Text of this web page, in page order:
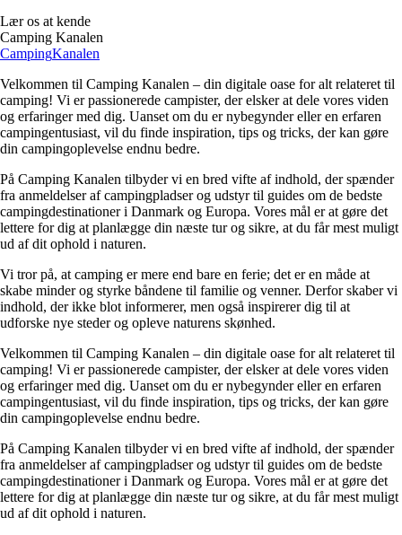
Lær os at kende
Camping Kanalen
CampingKanalen
Velkommen til Camping Kanalen – din digitale oase for alt relateret til
camping! Vi er passionerede campister, der elsker at dele vores viden
og erfaringer med dig. Uanset om du er nybegynder eller en erfaren
campingentusiast, vil du finde inspiration, tips og tricks, der kan gøre
din campingoplevelse endnu bedre.
På Camping Kanalen tilbyder vi en bred vifte af indhold, der spænder
fra anmeldelser af campingpladser og udstyr til guides om de bedste
campingdestinationer i Danmark og Europa. Vores mål er at gøre det
lettere for dig at planlægge din næste tur og sikre, at du får mest muligt
ud af dit ophold i naturen.
Vi tror på, at camping er mere end bare en ferie; det er en måde at
skabe minder og styrke båndene til familie og venner. Derfor skaber vi
indhold, der ikke blot informerer, men også inspirerer dig til at
udforske nye steder og opleve naturens skønhed.
Velkommen til Camping Kanalen – din digitale oase for alt relateret til
camping! Vi er passionerede campister, der elsker at dele vores viden
og erfaringer med dig. Uanset om du er nybegynder eller en erfaren
campingentusiast, vil du finde inspiration, tips og tricks, der kan gøre
din campingoplevelse endnu bedre.
På Camping Kanalen tilbyder vi en bred vifte af indhold, der spænder
fra anmeldelser af campingpladser og udstyr til guides om de bedste
campingdestinationer i Danmark og Europa. Vores mål er at gøre det
lettere for dig at planlægge din næste tur og sikre, at du får mest muligt
ud af dit ophold i naturen.